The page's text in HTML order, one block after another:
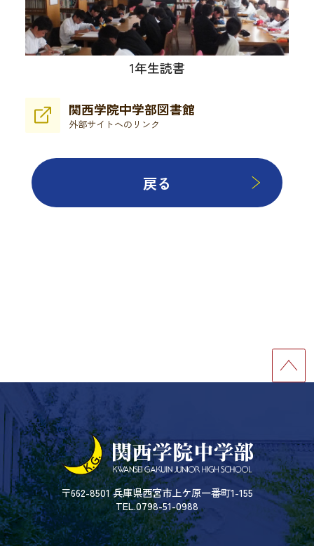
1年生読書
関西学院中学部図書館
外部サイトへのリンク
戻る
〒662-8501 兵庫県西宮市上ケ原一番町1-155
TEL.0798-51-0988